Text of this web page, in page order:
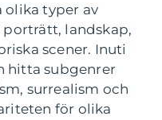
olika typer av
landskap,
scener. Inuti
hitta subgenrer
surrealism och
för olika